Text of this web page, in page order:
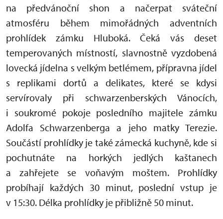
na předvánoční shon a načerpat sváteční
atmosféru během mimořádných adventních
prohlídek zámku Hluboká. Čeká vás deset
temperovaných místností, slavnostně vyzdobená
lovecká jídelna s velkým betlémem, přípravna jídel
s replikami dortů a delikates, které se kdysi
servírovaly při schwarzenberských Vánocích,
i soukromé pokoje posledního majitele zámku
Adolfa Schwarzenberga a jeho matky Terezie.
Součástí prohlídky je také zámecká kuchyně, kde si
pochutnáte na horkých jedlých kaštanech
a zahřejete se voňavým moštem. Prohlídky
probíhají každých 30 minut, poslední vstup je
v 15:30. Délka prohlídky je přibližně 50 minut.